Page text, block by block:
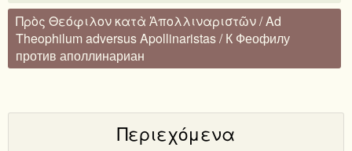
Πρὸς Θεόφιλον κατὰ Ἀπολλιναριστῶν / Ad
Theophilum adversus Apollinaristas / К Феофилу
против аполлинариан
Περιεχόμενα